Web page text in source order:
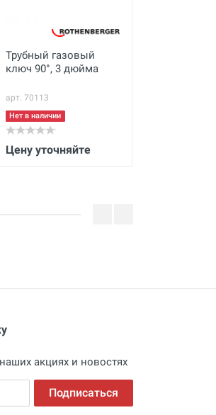
Трубный газовый
ключ 90°, 3 дюйма
арт. 70113
Нет в наличии
Цену уточняйте
акциях и новостях
Подписаться